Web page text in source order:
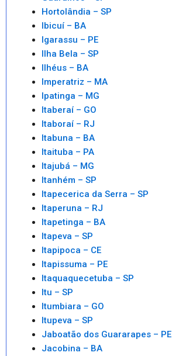
Hortolândia – SP
Ibicuí – BA
Igarassu – PE
Ilha Bela – SP
Ilhéus – BA
Imperatriz – MA
Ipatinga – MG
Itaberaí – GO
Itaboraí – RJ
Itabuna – BA
Itaituba – PA
Itajubá – MG
Itanhém – SP
Itapecerica da Serra – SP
Itaperuna – RJ
Itapetinga – BA
Itapeva – SP
Itapipoca – CE
Itapissuma – PE
Itaquaquecetuba – SP
Itu – SP
Itumbiara – GO
Itupeva – SP
Jaboatão dos Guararapes – PE
Jacobina – BA